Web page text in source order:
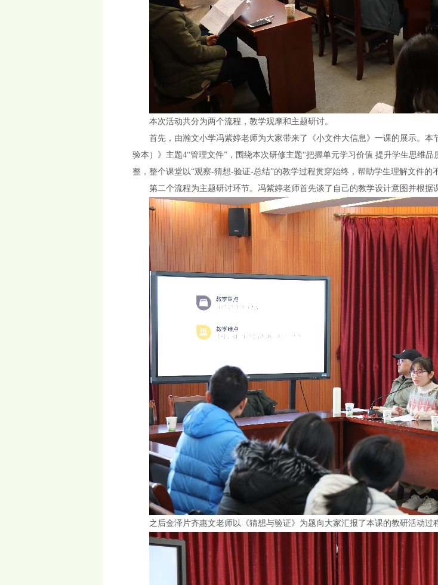
本次活动共分为两个流程，教学观摩和主题研讨。
首先，由瀚文小学冯紫婷老师为大家带来了《小文件大信息》一课的展示。
验本）》主题4“管理文件”，围绕本次研修主题“把握单元学习价值 提升学生思维
整，整个课堂以“观察-猜想-验证-总结”的教学过程贯穿始终，帮助学生理解文件的
第二个流程为主题研讨环节。冯紫婷老师首先谈了自己的教学设计意图并根据
之后金泽片齐惠文老师以《猜想与验证》为题向大家汇报了本课的教研活动过